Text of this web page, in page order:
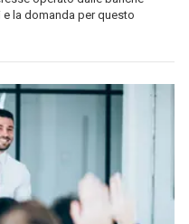
la domanda per questo